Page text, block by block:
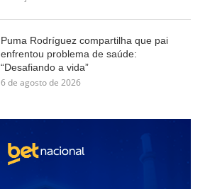
Puma Rodríguez compartilha que pai
enfrentou problema de saúde:
“Desafiando a vida”
6 de agosto de 2026